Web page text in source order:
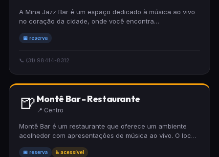
A Mina Jazz Bar é um espaço dedicado à música ao vivo
no coração da cidade, onde você encontra
aceita reservas, permitindo que você organize seu evento
de excelentes músicos.
📅 reserva
📞 (31) 98414-8312
🍺 Montê Bar - Restaurante
📍 Centro
Montê Bar é um restaurante que oferece um ambiente
acolhedor com apresentações de música ao vivo. O local
sistema de reservas, permitindo que você planeje sua
📅 reserva ♿ acessível